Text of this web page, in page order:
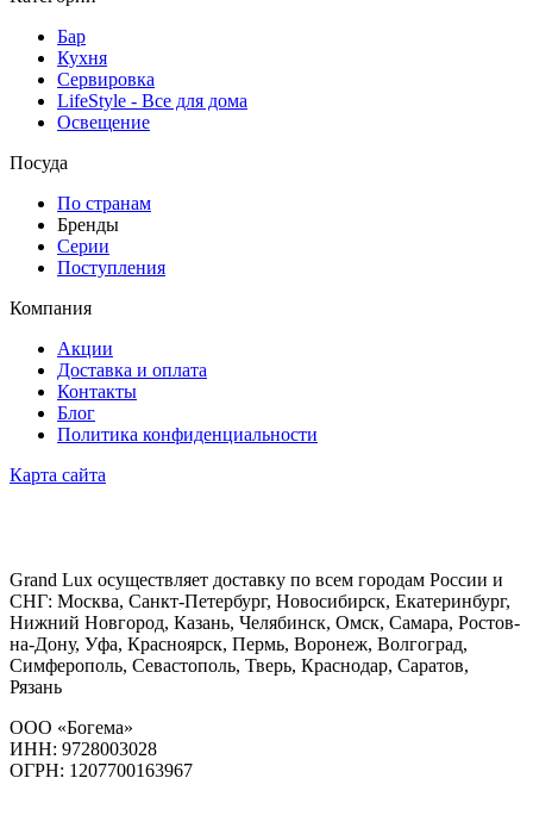
Бар
Кухня
Сервировка
LifeStyle - Все для дома
Освещение
Посуда
По странам
Бренды
Серии
Поступления
Компания
Акции
Доставка и оплата
Контакты
Блог
Политика конфиденциальности
Карта сайта
Grand Lux осуществляет доставку по всем городам России и
СНГ: Москва, Санкт-Петербург, Новосибирск, Екатеринбург,
Нижний Новгород, Казань, Челябинск, Омск, Самара, Ростов-
на-Дону, Уфа, Красноярск, Пермь, Воронеж, Волгоград,
Симферополь, Севастополь, Тверь, Краснодар, Саратов,
Рязань
ООО «Богема»
ИНН: 9728003028
ОГРН: 1207700163967